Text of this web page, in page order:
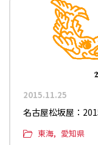
2015.11.25
名古屋松坂屋：
東海 愛知県